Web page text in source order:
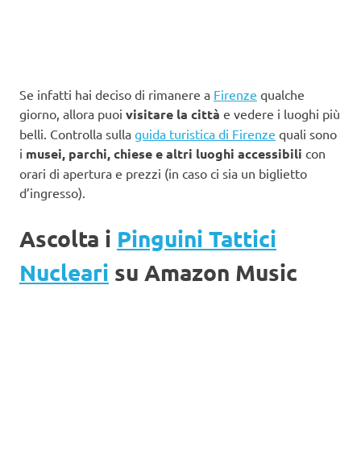
Se infatti hai deciso di rimanere a Firenze qualche
giorno, allora puoi visitare la città e vedere i luoghi più
belli. Controlla sulla guida turistica di Firenze quali sono
i musei, parchi, chiese e altri luoghi accessibili con
orari di apertura e prezzi (in caso ci sia un biglietto
d’ingresso).
Ascolta i Pinguini Tattici
Nucleari su Amazon Music